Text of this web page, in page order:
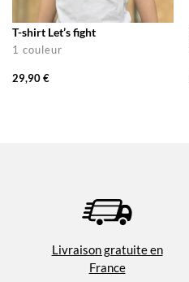
T-shirt Let’s fight
1 couleur
29,90 €
Livraison gratuite en
France